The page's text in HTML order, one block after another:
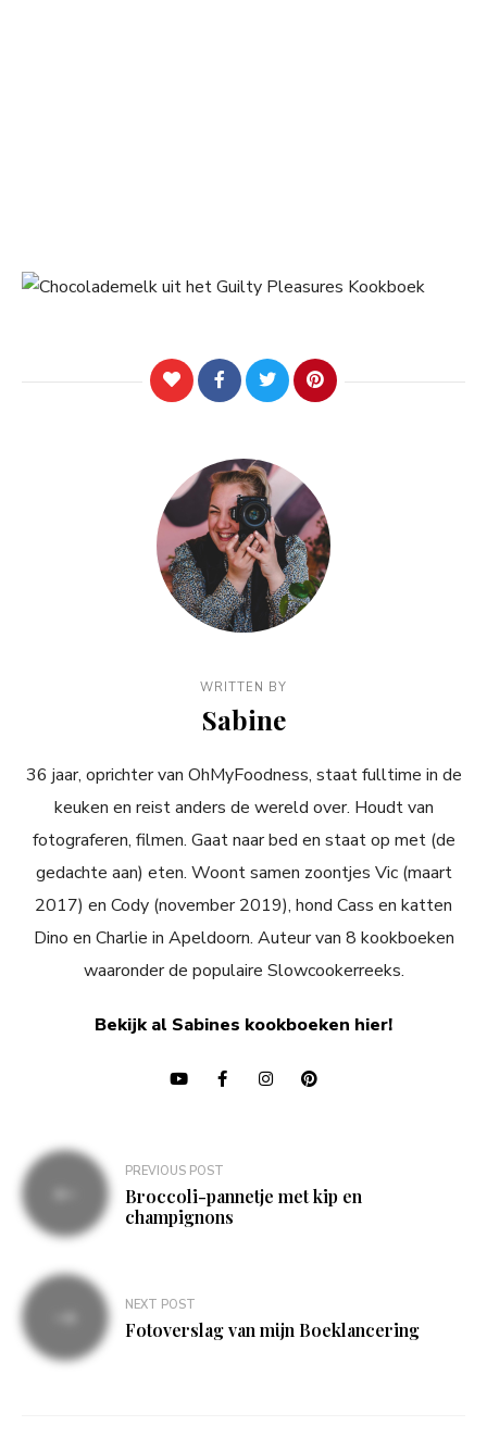
WRITTEN BY
Sabine
36 jaar, oprichter van OhMyFoodness, staat fulltime in de
keuken en reist anders de wereld over. Houdt van
fotograferen, filmen. Gaat naar bed en staat op met (de
gedachte aan) eten. Woont samen zoontjes Vic (maart
2017) en Cody (november 2019), hond Cass en katten
Dino en Charlie in Apeldoorn. Auteur van 8 kookboeken
waaronder de populaire Slowcookerreeks.
Bekijk al Sabines kookboeken hier!
Bericht
navigatie
PREVIOUS POST
Broccoli-pannetje met kip en
champignons
NEXT POST
Fotoverslag van mijn Boeklancering